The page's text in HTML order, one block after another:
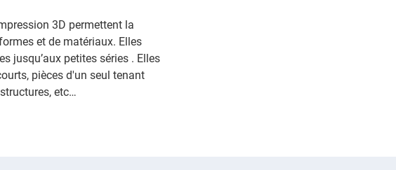
3D permettent la
et de matériaux. Elles
jusqu’aux petites séries . Elles
pièces d'un seul tenant
etc…